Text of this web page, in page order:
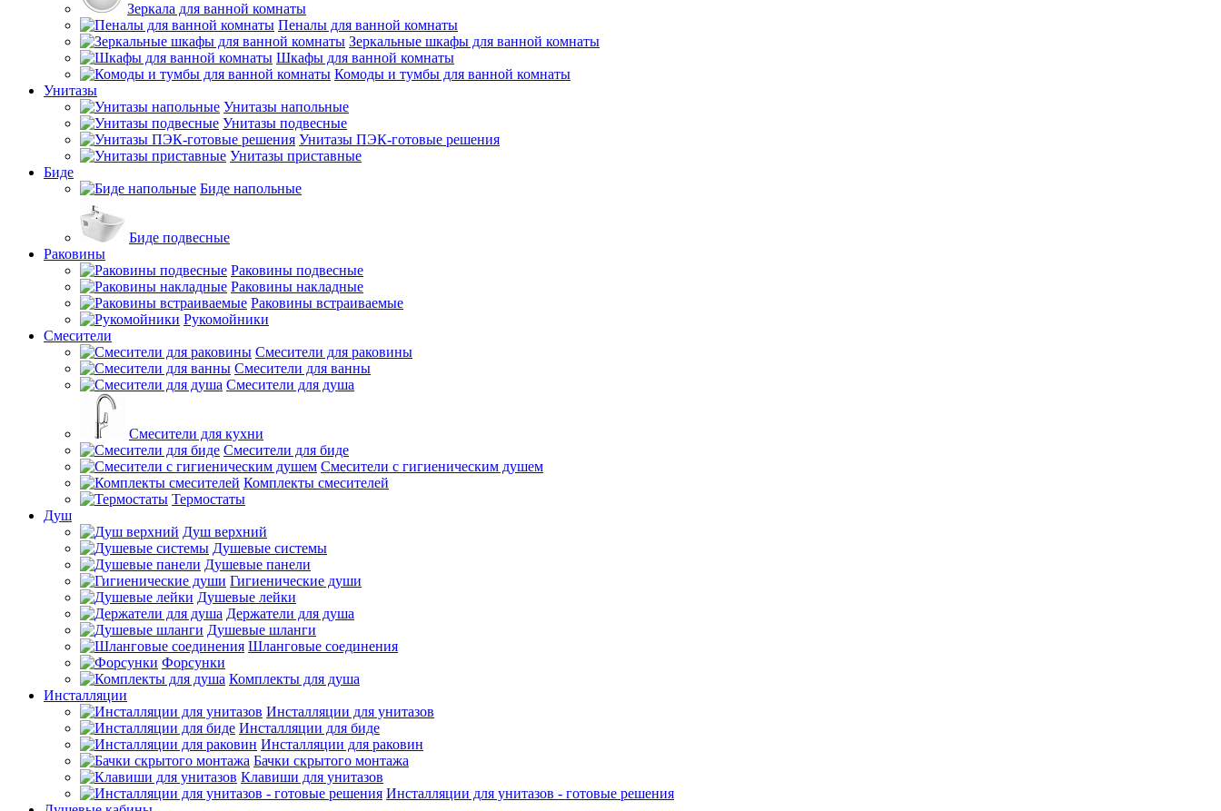
Зеркала для ванной комнаты
Пеналы для ванной комнаты
Зеркальные шкафы для ванной комнаты
Шкафы для ванной комнаты
Комоды и тумбы для ванной комнаты
Унитазы
Унитазы напольные
Унитазы подвесные
Унитазы ПЭК-готовые решения
Унитазы приставные
Биде
Биде напольные
Биде подвесные
Раковины
Раковины подвесные
Раковины накладные
Раковины встраиваемые
Рукомойники
Смесители
Смесители для раковины
Смесители для ванны
Смесители для душа
Смесители для кухни
Смесители для биде
Смесители с гигиеническим душем
Комплекты смесителей
Термостаты
Душ
Душ верхний
Душевые системы
Душевые панели
Гигиенические души
Душевые лейки
Держатели для душа
Душевые шланги
Шланговые соединения
Форсунки
Комплекты для душа
Инсталляции
Инсталляции для унитазов
Инсталляции для биде
Инсталляции для раковин
Бачки скрытого монтажа
Клавиши для унитазов
Инсталляции для унитазов - готовые решения